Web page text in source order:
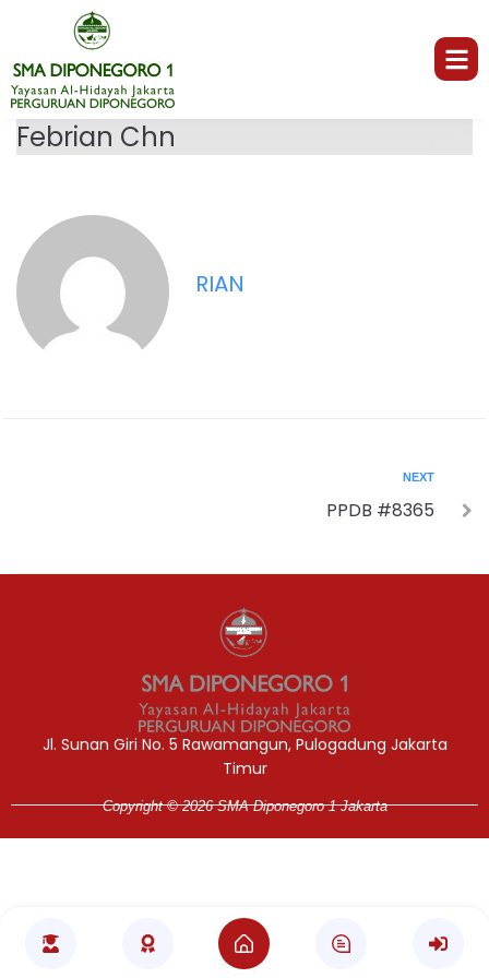
Febrian Chn
RIAN
NEXT
PPDB #8365
Jl. Sunan Giri No. 5 Rawamangun, Pulogadung Jakarta
Timur
Copyright © 2026 SMA Diponegoro 1 Jakarta